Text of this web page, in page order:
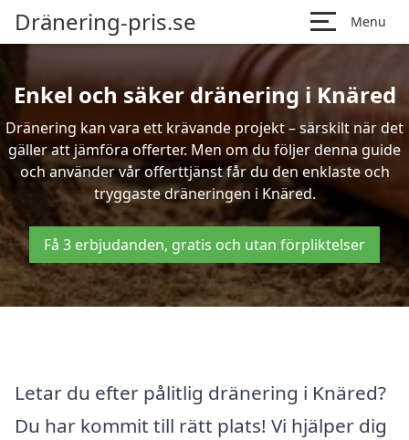
Dränering-pris.se Menu
Enkel och säker dränering i Knäred
Dränering kan vara ett krävande projekt – särskilt när det
gäller att jämföra offerter. Men om du följer denna guide
och använder vår offerttjänst får du den enklaste och
tryggaste dräneringen i Knäred.
Få 3 erbjudanden, gratis och utan förpliktelser
Letar du efter pålitlig dränering i Knäred?
Du har kommit till rätt plats! Vi hjälper dig